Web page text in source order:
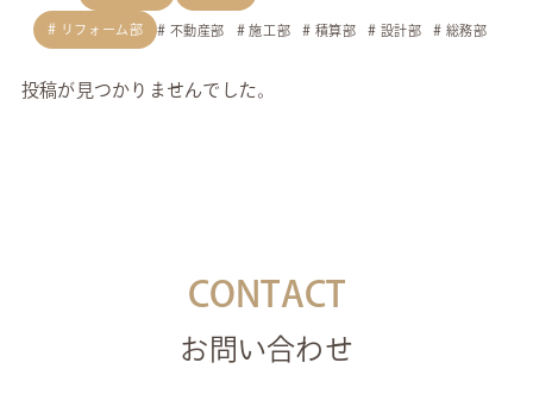
リフォーム部 不動産部 施工部 積算部 設計部 総務部
投稿が見つかりませんでした。
CONTACT
お問い合わせ